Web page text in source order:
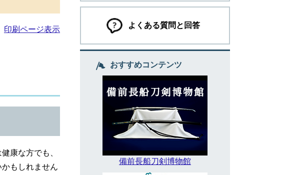
印刷ページ表示
康な方でも、
もしれません
よくある質問と回答
おすすめコンテンツ
備前長船刀剣博物館